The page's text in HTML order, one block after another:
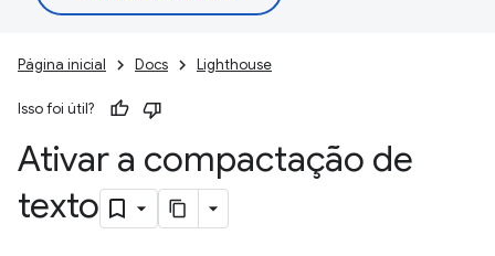
Página inicial Docs Lighthouse
Isso foi útil?
Ativar a compactação de
texto